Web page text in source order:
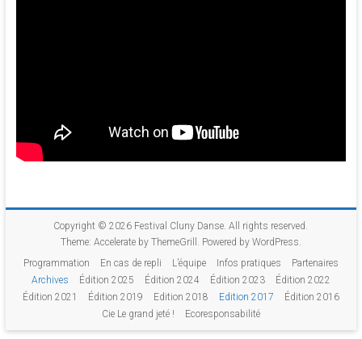
Copyright © 2026 Festival Cluny Danse. All rights reserved.
Theme: Accelerateby ThemeGrill. Powered by WordPress.
Programmation
En cas de repli L’équipe Infos pratiques
Partenaires
Archives
Édition 2025 Édition 2024 Édition 2023
Édition 2022
Édition 2021
Édition 2019 Edition 2018 Edition 2017
Édition 2016
Cie Le grand jeté !
Ecoresponsabilité